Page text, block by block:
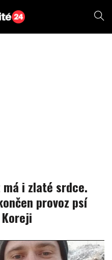
i zlaté srdce.
provoz psí